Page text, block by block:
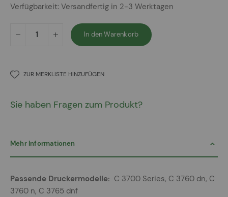
Verfügbarkeit: Versandfertig in 2-3 Werktagen
In den Warenkorb
ZUR MERKLISTE HINZUFÜGEN
Sie haben Fragen zum Produkt?
Mehr Informationen
Mehr
Informationen
C 3700 Series, C 3760 dn, C
3760 n, C 3765 dnf